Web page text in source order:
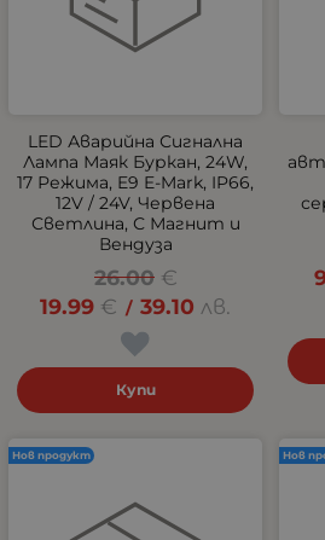
LED Аварийна Сигнална
Лампа Маяк Буркан, 24W,
17 Режима, E9 E-Mark, IP66,
12V / 24V, Червена
Светлина, С Магнит и
Вендуза
26.00 €
19.99 € / 39.10 лв.
Купи
Нов продукт Нов